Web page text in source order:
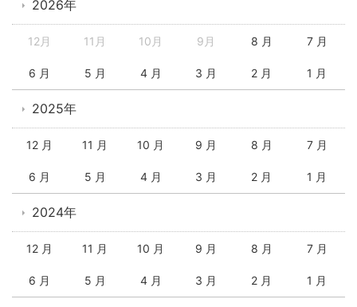
2026年
12月 11月 10月 9月 8 月 7 月
6 月 5 月 4 月 3 月 2 月 1 月
2025年
12 月 11 月 10 月 9 月 8 月 7 月
6 月 5 月 4 月 3 月 2 月 1 月
2024年
12 月 11 月 10 月 9 月 8 月 7 月
6 月 5 月 4 月 3 月 2 月 1 月